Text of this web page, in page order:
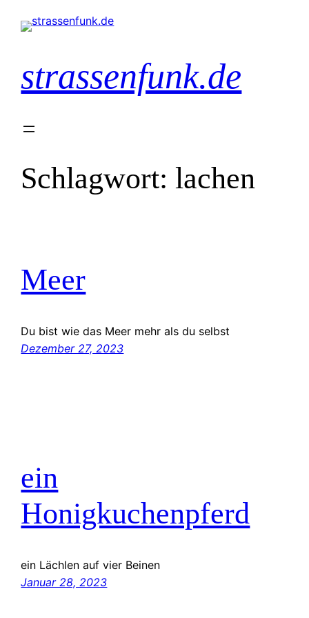
Inhalt
strassenfunk.de
Schlagwort:lachen
Meer
Du bist wie das Meer mehr als du selbst
Dezember 27, 2023
ein
Honigkuchenpferd
ein Lächlen auf vier Beinen
Januar 28, 2023